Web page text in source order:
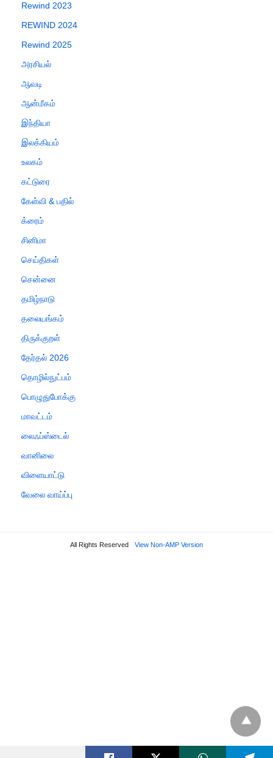
Rewind 2023
REWIND 2024
Rewind 2025
அரசியல்
ஆவடி
ஆன்மீகம்
இந்தியா
இலக்கியம்
உலகம்
கட்டுரை
கேள்வி & பதில்
க்ரைம்
சினிமா
செய்திகள்
சென்னை
தமிழ்நாடு
தலையங்கம்
திருக்குறள்
தேர்தல் 2026
தொழில்நுட்பம்
பொழுதுபோக்கு
மாவட்டம்
லைஃப்ஸ்டைல்
வானிலை
விளையாட்டு
வேலை வாய்ப்பு
All Rights Reserved View Non-AMP Version